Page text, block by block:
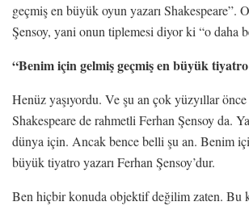
geçmiş en büyük oyun yazarı Shakespeare”.
Şensoy, yani onun tiplemesi diyor ki “o daha
“Benim için gelmiş geçmiş en büyük
Henüz yaşıyordu. Ve şu an çok yüzyıllar
Shakespeare de rahmetli Ferhan Şensoy da.
dünya için. Ancak bence belli şu an. Benim
büyük tiyatro yazarı Ferhan Şensoy’dur.
Ben hiçbir konuda objektif değilim zaten. Bu